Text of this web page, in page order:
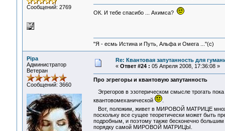
Сообщений: 2769
ОК. И тебе спасибо ... Ахимса?
"Я - есмь Истина и Путь, Альфа и Омега ..."(с)
Pipa
Администратор
Ветеран
Сообщений: 3660
Re: Квантовая запутанность для
« Ответ #24 : 05 Апреля 2008, 17:36:08 »
Про эгрегоры и квантовую запутанность
Эгрегоров в эзотерическом смысле трогать
квантовомеханической
.
Вот, положим, живет в МИРОВОЙ МАТРИЦЕ
поскольку все сущее теоретически может быть
подробным, и поэтому также бесконечно
порядку самой МИРОВОЙ МАТРИЦЫ.